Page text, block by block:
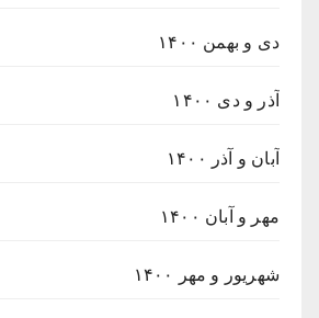
دی و بهمن ۱۴۰۰
آذر و دی ۱۴۰۰
آبان و آذر ۱۴۰۰
مهر و آبان ۱۴۰۰
شهریور و مهر ۱۴۰۰